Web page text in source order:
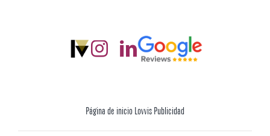
Página de inicio Lovvis Publicidad